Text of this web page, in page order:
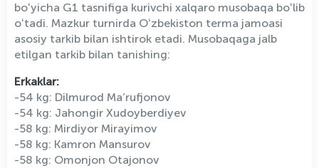
boʻyicha G1 tasnifiga kurivchi xalqaro musobaqa boʻlib
oʻtadi. Mazkur turnirda Oʻzbekiston terma jamoasi
asosiy tarkib bilan ishtirok etadi. Musobaqaga jalb
etilgan tarkib bilan tanishing:
Erkaklar:
-54 kg: Dilmurod Ma’rufjonov
-54 kg: Jahongir Xudoyberdiyev
-58 kg: Mirdiyor Mirayimov
-58 kg: Kamron Mansurov
-58 kg: Omonjon Otajonov